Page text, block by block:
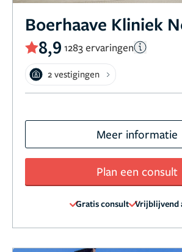
Boerhaave Kliniek
8,9 1283 ervaringen
2 vestigingen
Meer informatie
Plan een consult
Gratis consult Vrijblijvend